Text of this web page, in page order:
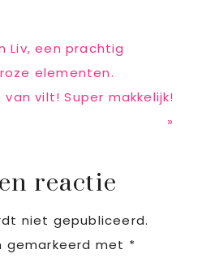
Liv, een prachtig
elementen.
van vilt! Super makkelijk!
»
reactie
niet gepubliceerd.
gemarkeerd met *